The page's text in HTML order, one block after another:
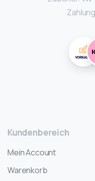
Kundenbereich
Mein Account
Warenkorb